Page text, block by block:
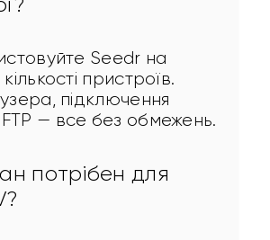
Seedr на
пристроїв.
підключення
— все без обмежень.
потрібен для